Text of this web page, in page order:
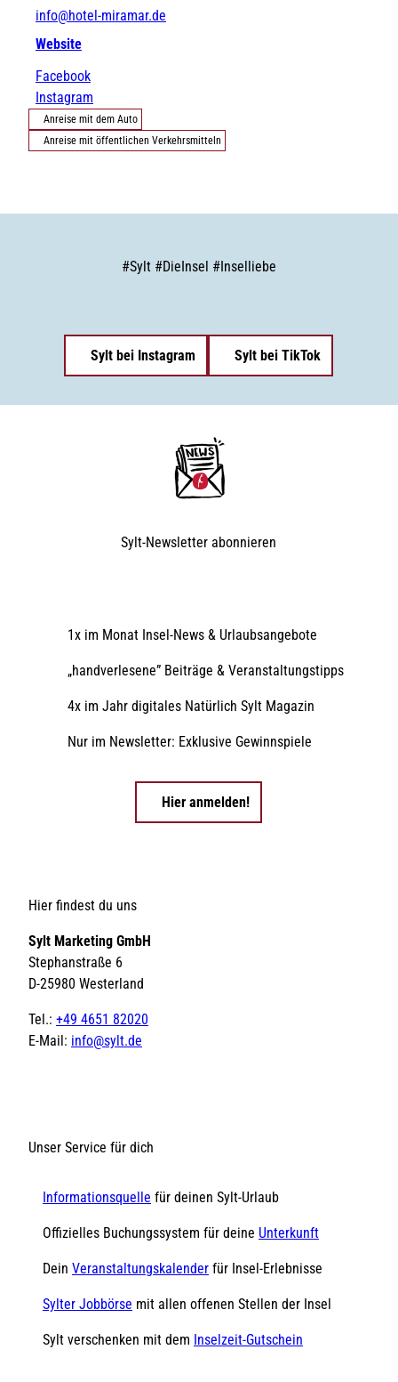
info@hotel-miramar.de
Website
Facebook
Instagram
Anreise mit dem Auto
Anreise mit öffentlichen Verkehrsmitteln
#Sylt #DieInsel #Inselliebe
Sylt bei Instagram Sylt bei TikTok
Sylt-Newsletter abonnieren
1x im Monat Insel-News & Urlaubsangebote
„handverlesene” Beiträge & Veranstaltungstipps
4x im Jahr digitales Natürlich Sylt Magazin
Nur im Newsletter: Exklusive Gewinnspiele
Hier anmelden!
Hier findest du uns
Sylt Marketing GmbH
Stephanstraße 6
D-25980 Westerland
Tel.: +49 4651 82020
E-Mail: info@sylt.de
Unser Service für dich
Informationsquelle für deinen Sylt-Urlaub
Offizielles Buchungssystem für deine Unterkunft
Dein Veranstaltungskalender für Insel-Erlebnisse
Sylter Jobbörse mit allen offenen Stellen der Insel
Sylt verschenken mit dem Inselzeit-Gutschein